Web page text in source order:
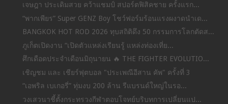
เจษฎา ประเดิมสวย คว้าแชมป์ สปอร์ตฟิสิคชาย ครั้งแรก...
“พากเพียร” Super GENZ Boy โชว์ฟอร์มร้อนแรงผงาดนำเด...
BANGKOK HOT ROD 2026 ทุบสถิติดึง 50 กรรมการโลกตัดส...
ภูเก็ตเปิดงาน “เปิดตัวแหล่งเรียนรู้ แหล่งท่องเที่ย...
ศึกเดือดประจำเดือนมิถุนายน 🔥 THE FIGHTER EVOLUTIO...
เชิญชม และ เชียร์ฟุตบอล "ประเพณีอีสาน คัพ" ครั้งที่ 3
“เอพริล เบเกอรี่” ทุ่มงบ 200 ล้าน รีแบรนด์ใหญ่ในรอ...
วงเสวนาชี้ตั้งกระทรวงกีฬาตอบโจทย์บริบทการเปลี่ยนแป...